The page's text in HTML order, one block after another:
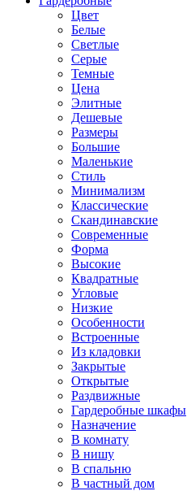
Цвет
Белые
Светлые
Серые
Темные
Цена
Элитные
Дешевые
Размеры
Большие
Маленькие
Стиль
Минимализм
Классические
Скандинавские
Современные
Форма
Высокие
Квадратные
Угловые
Низкие
Особенности
Встроенные
Из кладовки
Закрытые
Открытые
Раздвижные
Гардеробные шкафы
Назначение
В комнату
В нишу
В спальню
В частный дом